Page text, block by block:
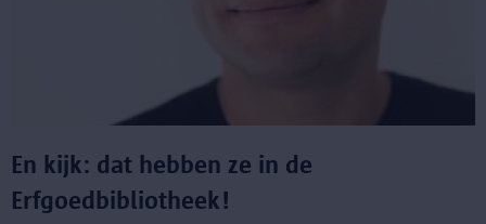
En kijk: dat hebben ze in de
Erfgoedbibliotheek!